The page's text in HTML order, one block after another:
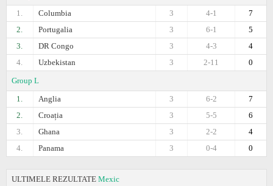
1.
Columbia 7
4-1
3
2.
Portugalia 5
6-1
3
3.
DR Congo 4
4-3
3
4.
Uzbekistan 0
2-11
3
Group L
1.
Anglia 7
6-2
3
2.
Croația 6
5-5
3
3.
Ghana 4
2-2
3
4.
Panama 0
0-4
3
ULTIMELE REZULTATE Mexic